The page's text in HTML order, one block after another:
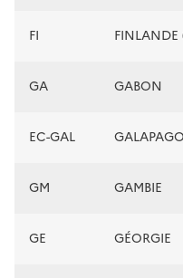
FI FINLANDE
GA GABON
EC-GAL
GM GAMBIE
GE GÉORGIE